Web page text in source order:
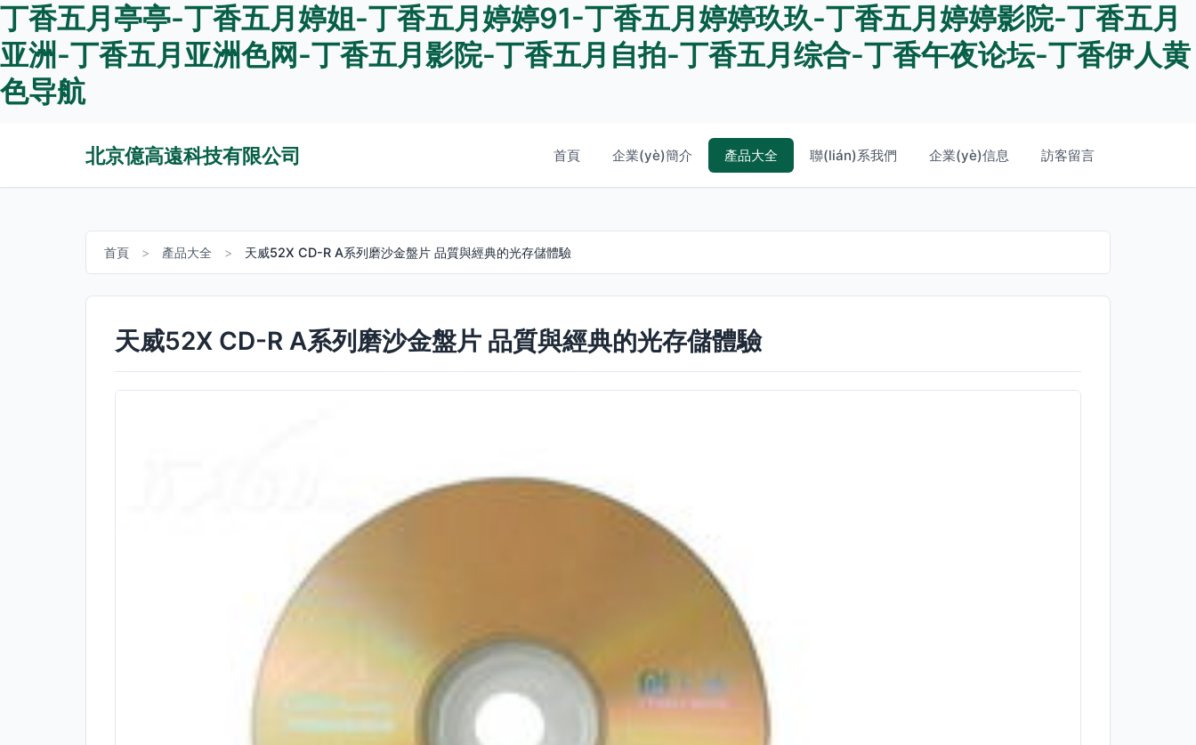
丁香五月亭亭-丁香五月婷姐-丁香五月婷婷91-丁香五月婷婷玖玖-丁香五月婷婷影院-丁香五月
亚洲-丁香五月亚洲色网-丁香五月影院-丁香五月自拍-丁香五月综合-丁香午夜论坛-丁香伊人黄
色导航
北京億高遠科技有限公司 首頁 企業(yè)簡介 產品大全 聯(lián)系我們 企業(yè)信息 訪客留言
首頁 > 產品大全 > 天威52X CD-R A系列磨沙金盤片 品質與經典的光存儲體驗
天威52X CD-R A系列磨沙金盤片 品質與經典的光存儲體驗